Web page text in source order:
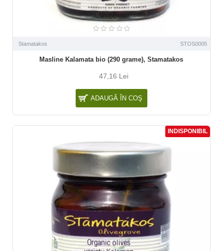
Stamatakos STOS0005
Masline Kalamata bio (290 grame), Stamatakos
47,16 Lei
ADAUGĂ ÎN COŞ
INDISPONIBIL